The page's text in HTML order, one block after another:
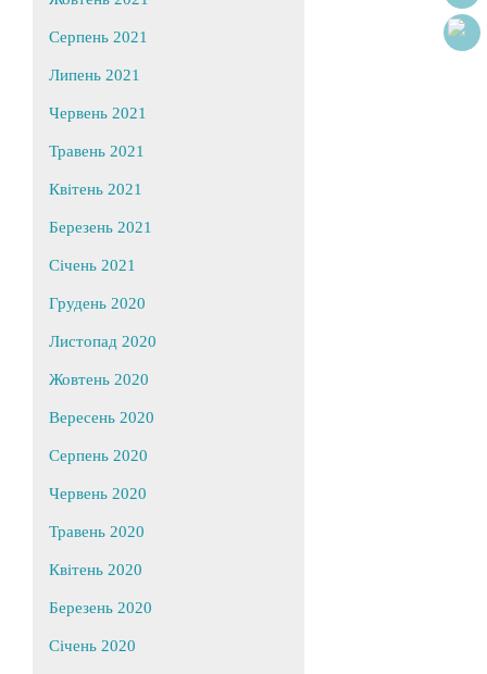
Серпень 2021
Липень 2021
Червень 2021
Травень 2021
Квітень 2021
Березень 2021
Січень 2021
Грудень 2020
Листопад 2020
Жовтень 2020
Вересень 2020
Серпень 2020
Червень 2020
Травень 2020
Квітень 2020
Березень 2020
Січень 2020